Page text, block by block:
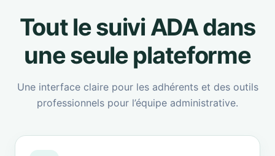
Tout le suivi ADA dans
une seule plateforme
Une interface claire pour les adhérents et des outils
professionnels pour l’équipe administrative.